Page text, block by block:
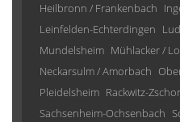
Heilbronn / Frankenbach
Leinfelden-Echterdingen
Mundelsheim Mühlacker /
Neckarsulm / Amorbach
Pleidelsheim Rackwitz-
Sachsenheim-Ochsenbach